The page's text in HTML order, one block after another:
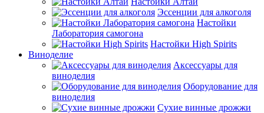
Эссенции для алкоголя
Настойки
Лаборатория самогона
Настойки High Spirits
Виноделие
Аксессуары для
виноделия
Оборудование для
виноделия
Сухие винные дрожжи